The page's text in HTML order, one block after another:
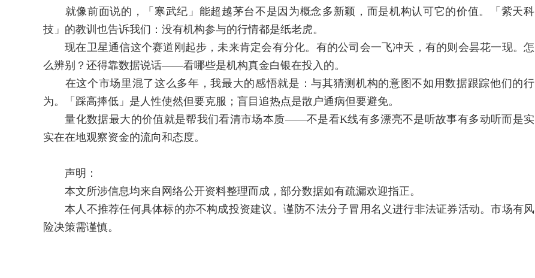
就像前面说的，「寒武纪」能超越茅台不是因为概念多新颖，而是机构认可它的价值。「紫天科
技」的教训也告诉我们：没有机构参与的行情都是纸老虎。
现在卫星通信这个赛道刚起步，未来肯定会有分化。有的公司会一飞冲天，有的则会昙花一现。怎
么辨别？还得靠数据说话——看哪些是机构真金白银在投入的。
在这个市场里混了这么多年，我最大的感悟就是：与其猜测机构的意图不如用数据跟踪他们的行
为。「踩高捧低」是人性使然但要克服；盲目追热点是散户通病但要避免。
量化数据最大的价值就是帮我们看清市场本质——不是看K线有多漂亮不是听故事有多动听而是实
实在在地观察资金的流向和态度。
声明：
本文所涉信息均来自网络公开资料整理而成，部分数据如有疏漏欢迎指正。
本人不推荐任何具体标的亦不构成投资建议。谨防不法分子冒用名义进行非法证券活动。市场有风
险决策需谨慎。